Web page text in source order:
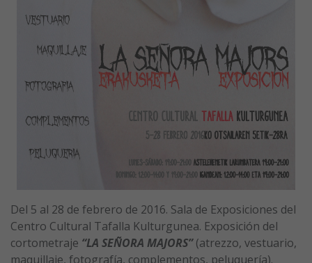
Del 5 al 28 de febrero de 2016. Sala de Exposiciones del
Centro Cultural Tafalla Kulturgunea. Exposición del
cortometraje “LA SEÑORA MAJORS” (atrezzo, vestuario,
maquillaje, fotografía, complementos, peluquería).